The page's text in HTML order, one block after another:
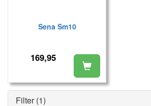
Sena Sm10
169,95
Filter(1)